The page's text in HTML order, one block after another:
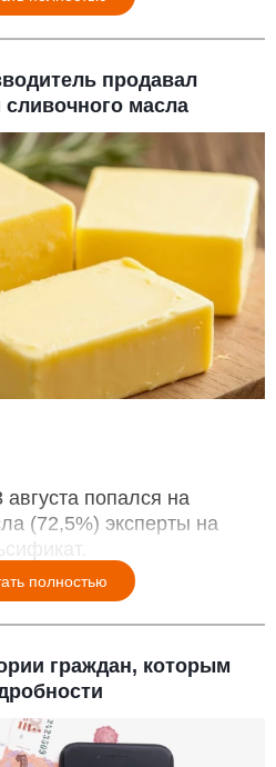
продавал
масла
попался на
(72,5%) эксперты на
полностью
граждан, которым